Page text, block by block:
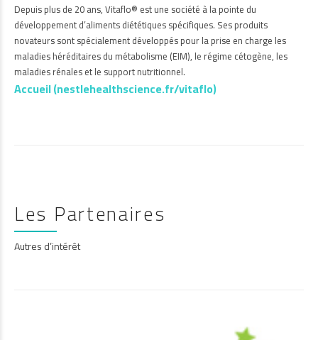
Depuis plus de 20 ans, Vitaflo® est une société à la pointe du
développement d’aliments diététiques spécifiques. Ses produits
novateurs sont spécialement développés pour la prise en charge les
maladies héréditaires du métabolisme (EIM), le régime cétogène, les
maladies rénales et le support nutritionnel.
Accueil (nestlehealthscience.fr/vitaflo)
Les Partenaires
Autres d’intérêt